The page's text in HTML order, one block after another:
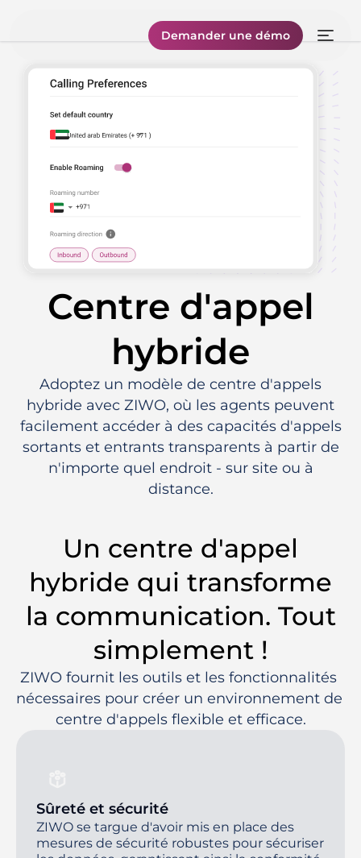
Demander une démo
Centre d'appel
hybride
Adoptez un modèle de centre d'appels
hybride avec ZIWO, où les agents peuvent
facilement accéder à des capacités d'appels
sortants et entrants transparents à partir de
n'importe quel endroit - sur site ou à
distance.
Un centre d'appel
hybride qui transforme
la communication. Tout
simplement !
ZIWO fournit les outils et les fonctionnalités
nécessaires pour créer un environnement de
centre d'appels flexible et efficace.
Sûreté et sécurité
ZIWO se targue d'avoir mis en place des
mesures de sécurité robustes pour sécuriser